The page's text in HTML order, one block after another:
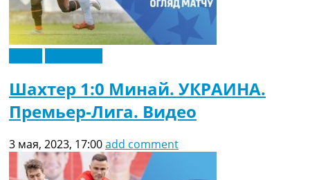
Шахтер 1:0 Минай. УКРАИНА.
Премьер-Лига. Видео
3 мая, 2023, 17:00add comment